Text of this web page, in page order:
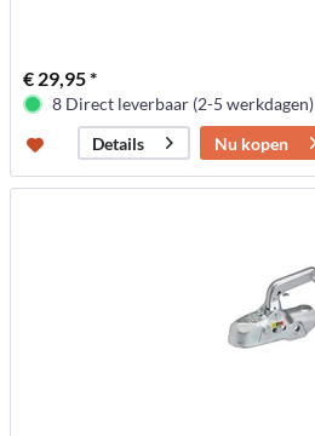
€ 29,95 *
8 Direct leverbaar (2-5 werkdagen)
Details
Nu kopen